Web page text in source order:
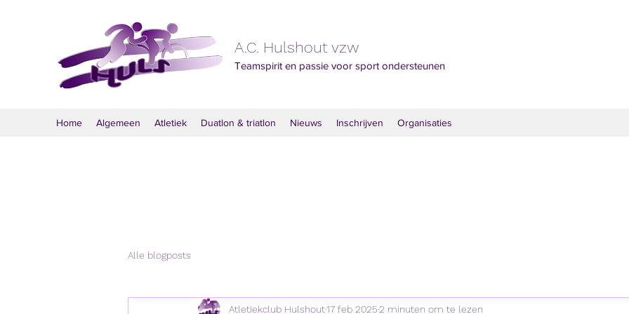
A.C. Hulshout vzw
Teamspirit en passie voor sport ondersteunen
Home Algemeen Atletiek Duatlon & triatlon Nieuws Inschrijven Organisaties
Alle blogposts
Atletiekclub Hulshout17 feb 20252 minuten om te lezen